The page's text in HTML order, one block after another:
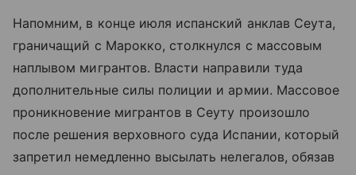
Напомним, в конце июля испанский анклав Сеута,
граничащий с Марокко, столкнулся с массовым
наплывом мигрантов. Власти направили туда
дополнительные силы полиции и армии. Массовое
проникновение мигрантов в Сеуту произошло
после решения верховного суда Испании, который
запретил немедленно высылать нелегалов, обязав